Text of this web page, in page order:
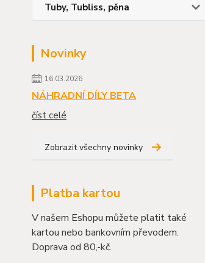
Tuby, Tubliss, pěna
Novinky
16.03.2026
NÁHRADNÍ DÍLY BETA
číst celé
Zobrazit všechny novinky
Platba kartou
V našem Eshopu můžete platit také
kartou nebo bankovním převodem.
Doprava od 80,-kč.